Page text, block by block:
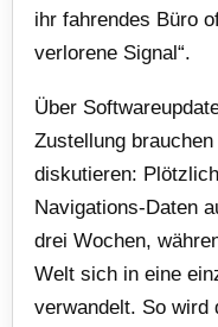
ihr fahrendes Büro
verlorene Signal“.
Über
Zustellung
diskutieren:
Navigations-Daten
drei Wochen,
Welt sich in eine
verwandelt. So wird